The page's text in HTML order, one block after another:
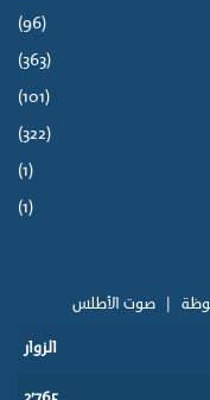
(96)
(363)
(101)
(322)
(1)
(1)
صوت الأطلس
الزوار